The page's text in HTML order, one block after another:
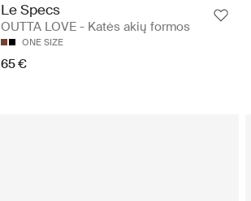
Le Specs
OUTTA LOVE - Katės akių formos
ONE SIZE
65 €